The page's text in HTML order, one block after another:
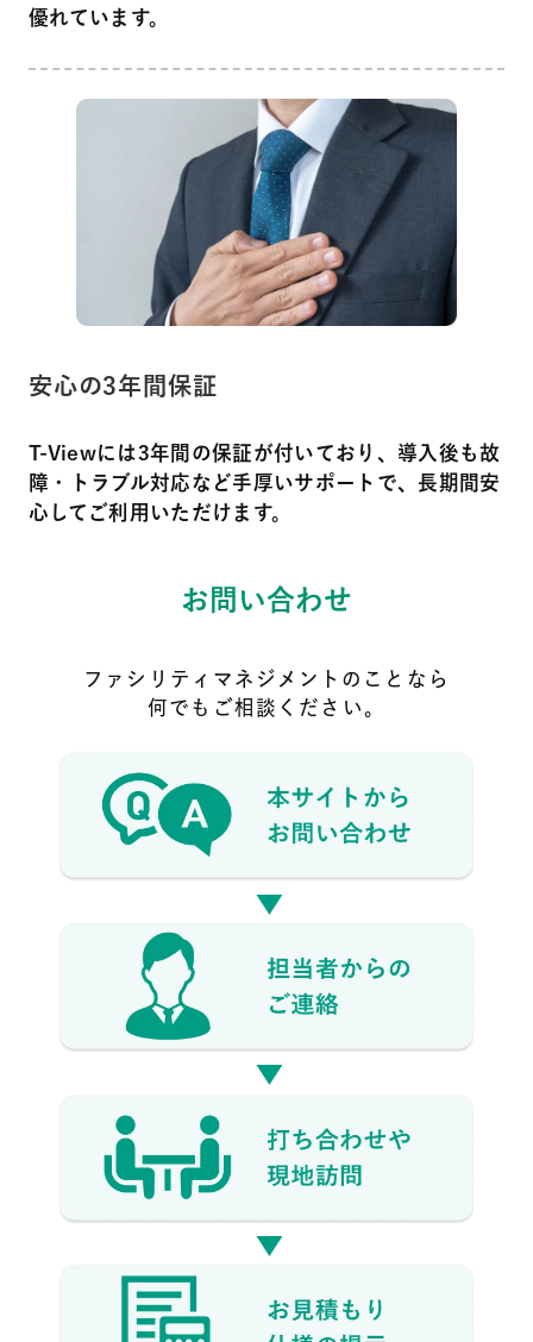
優れています。
安心の3年間保証
T-Viewには3年間の保証が付いており、導入後も故
障・トラブル対応など手厚いサポートで、長期間安
心してご利用いただけます。
お問い合わせ
ファシリティマネジメントのことなら
何でもご相談ください。